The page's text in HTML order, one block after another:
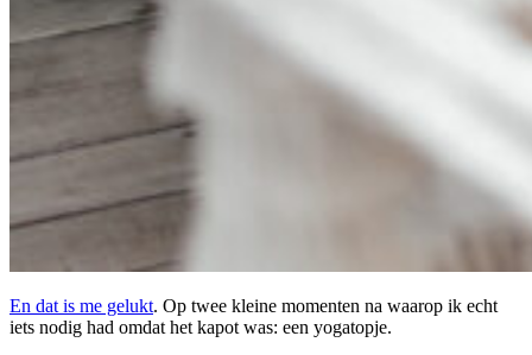
En dat is me gelukt. Op twee kleine momenten na waarop ik echt
iets nodig had omdat het kapot was: een yogatopje.